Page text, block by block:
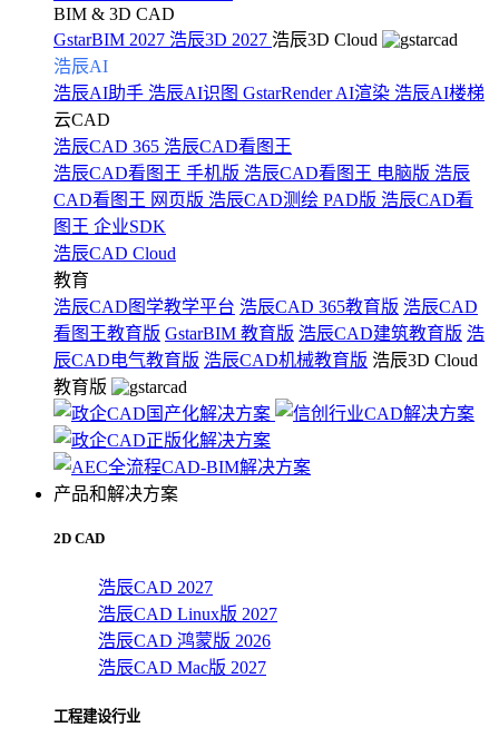
BIM & 3D CAD
GstarBIM 2027 浩辰3D 2027 浩辰3D Cloud
浩辰AI
浩辰AI助手 浩辰AI识图 GstarRender AI渲染 浩辰AI楼梯
云CAD
浩辰CAD 365 浩辰CAD看图王
浩辰CAD看图王 手机版 浩辰CAD看图王 电脑版 浩辰
CAD看图王 网页版 浩辰CAD测绘 PAD版 浩辰CAD看
图王 企业SDK
浩辰CAD Cloud
教育
浩辰CAD图学教学平台 浩辰CAD 365教育版 浩辰CAD
看图王教育版 GstarBIM 教育版 浩辰CAD建筑教育版 浩
辰CAD电气教育版 浩辰CAD机械教育版 浩辰3D Cloud
教育版
产品和解决方案
2D CAD
浩辰CAD 2027
浩辰CAD Linux版 2027
浩辰CAD 鸿蒙版 2026
浩辰CAD Mac版 2027
工程建设行业